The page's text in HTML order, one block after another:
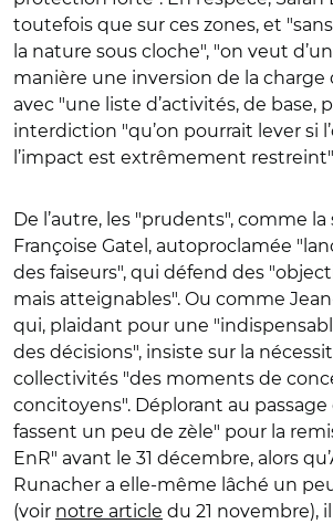
toutefois que sur ces zones, et
la nature sous cloche", "on veut
manière une inversion de la charge
avec "une liste d’activités, de base,
interdiction "qu’on pourrait lever si
l’impact est extrêmement
De l’autre, les "prudents", comme la
Françoise Gatel, autoproclamée
des faiseurs", qui défend des
mais atteignables". Ou comme
qui, plaidant pour une
des décisions", insiste sur la
collectivités "des moments de
concitoyens". Déplorant au
fassent un peu de zèle" pour la
EnR" avant le 31 décembre, alors
Runacher a elle-même lâché un
(voir notre article du 21 novembre),